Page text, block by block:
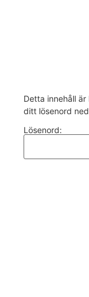
Detta innehåll
ditt lösenord
Lösenord: